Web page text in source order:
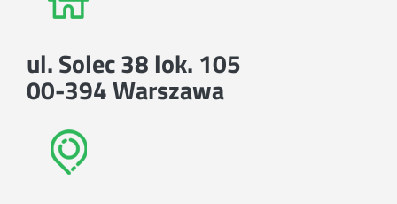
ul. Solec 38 lok. 105
00-394 Warszawa